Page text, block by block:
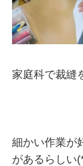
家庭科で裁縫
細かい作業が
があるらしい